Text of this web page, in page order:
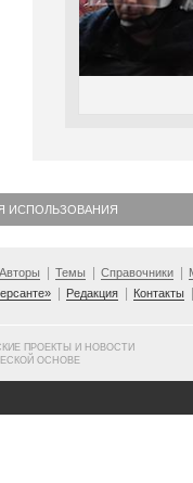
ИСПОЛЬЗОВАНИЯ
Авторы Темы Справочники
Редакция Контакты
ПРОЕКТЫ И НОВОСТИ
ОСНОВЕ